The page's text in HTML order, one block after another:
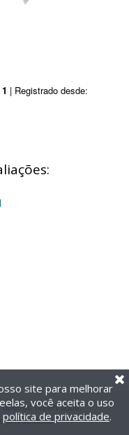
1 | Registrado desde:
reservados.
privacidade
site para melhorar
você aceita o uso
política de privacidade.